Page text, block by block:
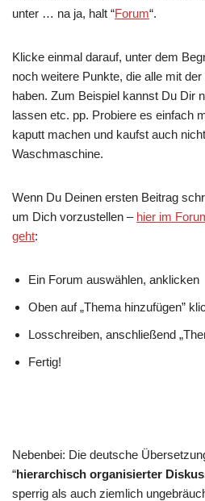
unter … na ja, halt “Forum“.
Klicke einmal darauf, unter dem
noch weitere Punkte, die alle mit
haben. Zum Beispiel kannst Du Dir
lassen etc. pp. Probiere es einfach
kaputt machen und kaufst auch
Waschmaschine.
Wenn Du Deinen ersten Beitrag
um Dich vorzustellen – hier im
geht:
Ein Forum auswählen, anklicken
Oben auf „Thema hinzufügen”
Losschreiben, anschließend
Fertig!
Nebenbei: Die deutsche
“hierarchisch organisierter
sperrig als auch ziemlich